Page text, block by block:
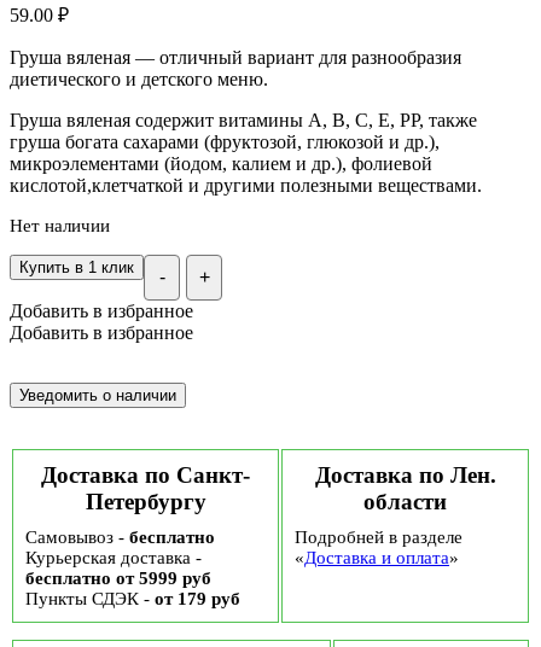
59.00 ₽
Груша вяленая — отличный вариант для разнообразия
диетического и детского меню.
Груша вяленая содержит витамины А, В, С, Е, РР, также
груша богата сахарами (фруктозой, глюкозой и др.),
микроэлементами (йодом, калием и др.), фолиевой
кислотой,клетчаткой и другими полезными веществами.
Нет наличии
- +
Купить в 1 клик
Добавить в избранное
Добавить в избранное
Доставка по Санкт-
Петербургу
Самовывоз - бесплатно
Курьерская доставка -
бесплатно от 5999 руб
Пункты СДЭК - от 179 руб
Доставка по Лен.
области
Подробней в разделе
«Доставка и оплата»